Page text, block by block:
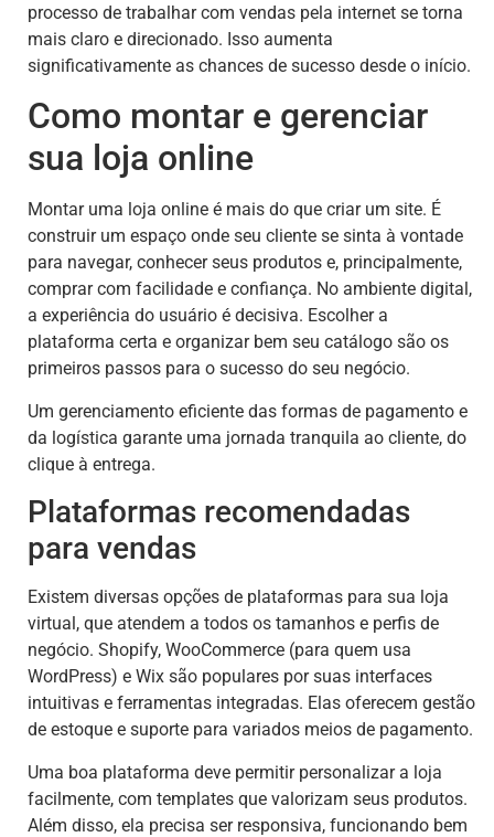
processo de trabalhar com vendas pela internet se torna
mais claro e direcionado. Isso aumenta
significativamente as chances de sucesso desde o início.
Como montar e gerenciar
sua loja online
Montar uma loja online é mais do que criar um site. É
construir um espaço onde seu cliente se sinta à vontade
para navegar, conhecer seus produtos e, principalmente,
comprar com facilidade e confiança. No ambiente digital,
a experiência do usuário é decisiva. Escolher a
plataforma certa e organizar bem seu catálogo são os
primeiros passos para o sucesso do seu negócio.
Um gerenciamento eficiente das formas de pagamento e
da logística garante uma jornada tranquila ao cliente, do
clique à entrega.
Plataformas recomendadas
para vendas
Existem diversas opções de plataformas para sua loja
virtual, que atendem a todos os tamanhos e perfis de
negócio. Shopify, WooCommerce (para quem usa
WordPress) e Wix são populares por suas interfaces
intuitivas e ferramentas integradas. Elas oferecem gestão
de estoque e suporte para variados meios de pagamento.
Uma boa plataforma deve permitir personalizar a loja
facilmente, com templates que valorizam seus produtos.
Além disso, ela precisa ser responsiva, funcionando bem